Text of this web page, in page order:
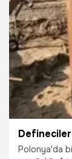
31.05.2022
Polonya'da